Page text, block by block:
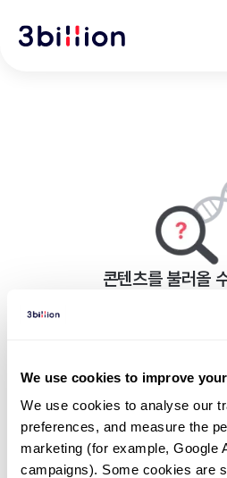
We use cookies to improve
We use cookies to analyse our
preferences, and measure the
marketing (for example, Google
campaigns). Some cookies are
콘텐츠를 불러올